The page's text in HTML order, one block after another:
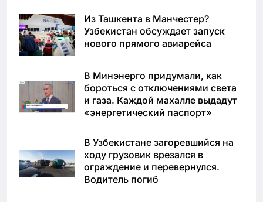
Из Ташкента в Манчестер?
Узбекистан обсуждает запуск
нового прямого авиарейса
В Минэнерго придумали, как
бороться с отключениями света
и газа. Каждой махалле выдадут
«энергетический паспорт»
В Узбекистане загоревшийся на
ходу грузовик врезался в
ограждение и перевернулся.
Водитель погиб